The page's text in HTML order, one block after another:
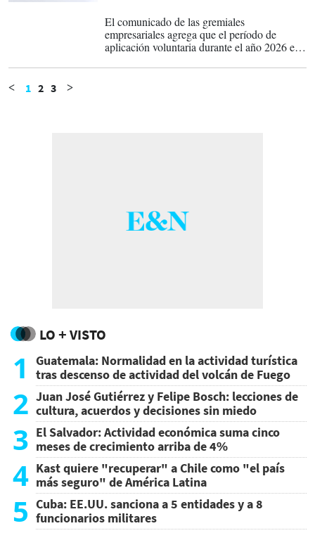
El comunicado de las gremiales
empresariales agrega que el período de
aplicación voluntaria durante el año 2026 es
diversidad de realidades operativas,
< 1 2 3 >
LO + VISTO
1
Guatemala: Normalidad en la actividad turística
tras descenso de actividad del volcán de Fuego
2 Juan José Gutiérrez y Felipe Bosch: lecciones de
cultura, acuerdos y decisiones sin miedo
3 El Salvador: Actividad económica suma cinco
meses de crecimiento arriba de 4%
4 Kast quiere "recuperar" a Chile como "el país
más seguro" de América Latina
5 Cuba: EE.UU. sanciona a 5 entidades y a 8
funcionarios militares